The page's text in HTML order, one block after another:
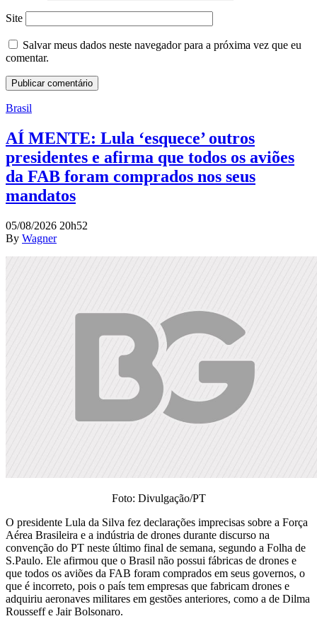
Site
Salvar meus dados neste navegador para a próxima vez que eu
comentar.
Brasil
AÍ MENTE: Lula ‘esquece’ outros
presidentes e afirma que todos os aviões
da FAB foram comprados nos seus
mandatos
05/08/2026 20h52
By Wagner
Foto: Divulgação/PT
O presidente Lula da Silva fez declarações imprecisas sobre a Força
Aérea Brasileira e a indústria de drones durante discurso na
convenção do PT neste último final de semana, segundo a Folha de
S.Paulo. Ele afirmou que o Brasil não possui fábricas de drones e
que todos os aviões da FAB foram comprados em seus governos, o
que é incorreto, pois o país tem empresas que fabricam drones e
adquiriu aeronaves militares em gestões anteriores, como a de Dilma
Rousseff e Jair Bolsonaro.